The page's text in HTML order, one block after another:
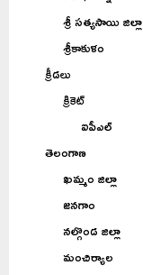
శ్రీ సత్యసాయి జిల్లా
శ్రీకాకుళం
క్రీడలు
క్రికెట్
ఐపీఎల్
తెలంగాణ
ఖమ్మం జిల్లా
జనగాం
నల్గొండ జిల్లా
మంచిర్యాల